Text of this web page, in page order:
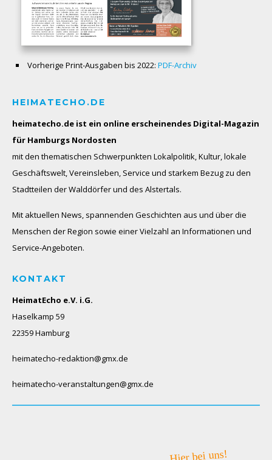
Vorherige Print-Ausgaben bis 2022: PDF-Archiv
HEIMATECHO.DE
heimatecho.de ist ein online erscheinendes Digital-Magazin
für Hamburgs Nordosten
mit den thematischen Schwerpunkten Lokalpolitik, Kultur, lokale
Geschäftswelt, Vereinsleben, Service und starkem Bezug zu den
Stadtteilen der Walddörfer und des Alstertals.
Mit aktuellen News, spannenden Geschichten aus und über die
Menschen der Region sowie einer Vielzahl an Informationen und
Service-Angeboten.
KONTAKT
HeimatEcho e.V. i.G.
Haselkamp 59
22359 Hamburg
heimatecho-redaktion@gmx.de
heimatecho-veranstaltungen@gmx.de